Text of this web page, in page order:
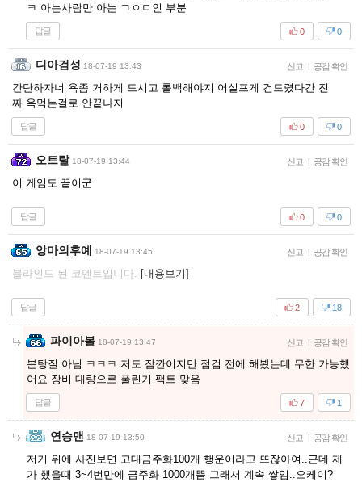
ㅋ 아는사람만 아는 ㄱㅇㄷ인 부분
답글 0
0
디아검성 18-07-19 13:43 신고 | 공감 확인
간단하자너 욕좀 거하게 드시고 롤백해야지 어설프게 건드렸다간 진
짜 욕먹는걸로 안끝나지
답글 0
0
오트랄 18-07-19 13:44 신고 | 공감 확인
이 게임도 끝이군
답글 0
0
앙마의후예 18-07-19 13:45 신고 | 공감 확인
블라인드 된 코멘트입니다. [내용보기]
답글 18
2
파이아볼 18-07-19 13:47 신고 | 공감 확인
분탕질 아님 ㅋㅋㅋ 저도 잠깐이지만 점검 전에 해봤는데 무한 가능했
어요 장비 대량으로 풀린거 팩트 맞음
답글 1
7
연승맨 18-07-19 13:50 신고 | 공감 확인
저기 위에 사진보면 고대금주화100개 행운이라고 뜨잖아여..근데 제
가 했을때 3~4번만에 금주화 1000개뜸 그래서 계속 쌓임..오케이?